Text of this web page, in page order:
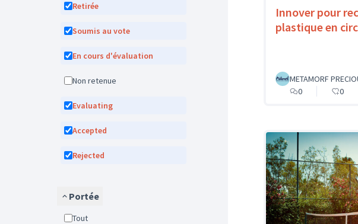
Retirée
Soumis au vote
En cours d'évaluation
Non retenue
Evaluating
Accepted
Rejected
Portée
Tout
Innover pour
plastique en
METAMORF
0
0